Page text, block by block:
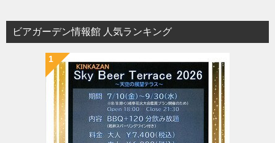
ビアガーデン情報館 人気ランキング